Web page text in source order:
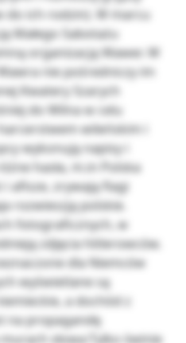
do ich rodzin). W marcu
Małego Sabotażu
organizacją Wawer. W
nie pośredniczy im
Kwatery Szarych
do Wilna w celu
wileńskim i
wykonują napisy i
hasła, m.in Polska
i afisze, zrywają flagi
rozwieszją polskie.
fotograficznych, w
zdjęcia hitlerowców.
dla Niemców
wyświetlane są
a dochód z
na propagandę
słowa:Tylko świnie